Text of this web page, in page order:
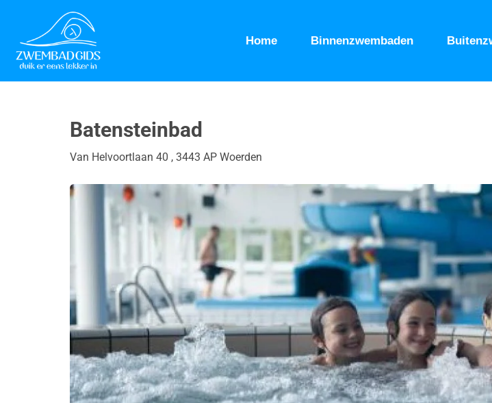
Home Binnenzwembaden
Batensteinbad
Van Helvoortlaan 40 , 3443 AP Woerden